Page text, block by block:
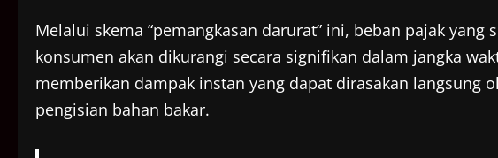
Melalui skema “pemangkasan darurat” ini, beban pajak yang
konsumen akan dikurangi secara signifikan dalam jangka
memberikan dampak instan yang dapat dirasakan langsung
pengisian bahan bakar.